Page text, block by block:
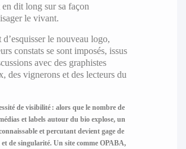
dit long sur sa façon
le vivant.
d’esquisser le nouveau logo,
constats se sont imposés, issus
avec des graphistes
des vignerons et des lecteurs du
de visibilité : alors que le nombre de
et labels autour du bio explose, un
et percutant devient gage de
et de singularité. Un site comme OPABA,